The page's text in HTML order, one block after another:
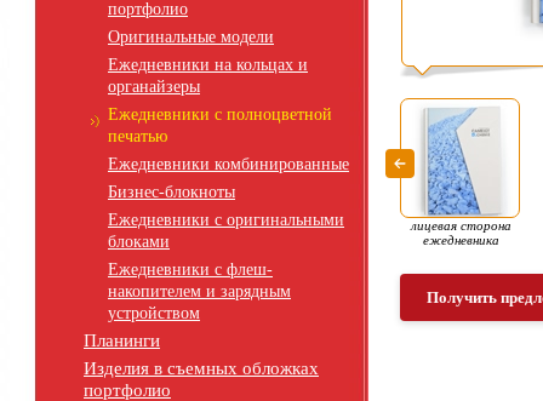
портфолио
Оригинальные модели
Ежедневники на кольцах и
органайзеры
Ежедневники с полноцветной
печатью
Ежедневники комбинированные
Бизнес-блокноты
Ежедневники с оригинальными
блоками
Ежедневники с флеш-
накопителем и зарядным
устройством
Планинги
Изделия в съемных обложках
портфолио
лицевая сторона
ежедневника
Получить